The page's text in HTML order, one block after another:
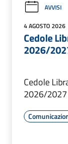
AVVISI
4 AGOSTO 2026
Cedole
2026/
Cedole
2026/2027